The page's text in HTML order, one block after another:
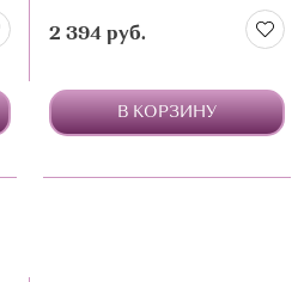
2 394 руб.
В КОРЗИНУ